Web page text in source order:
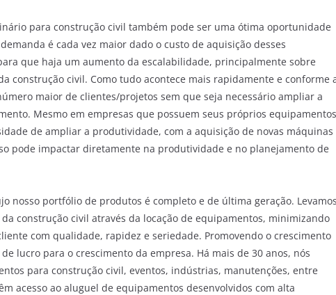
para construção civil também pode ser uma ótima oportunidade
é cada vez maior dado o custo de aquisição desses
que haja um aumento da escalabilidade, principalmente sobre
construção civil. Como tudo acontece mais rapidamente e conforme
maior de clientes/projetos sem que seja necessário ampliar a
Mesmo em empresas que possuem seus próprios
de ampliar a produtividade, com a aquisição de novas máquinas
pode impactar diretamente na produtividade e no planejamento de
nosso portfólio de produtos é completo e de última geração. Levamos
construção civil através da locação de equipamentos, minimizando
com qualidade, rapidez e seriedade. Promovendo o crescimento
lucro para o crescimento da empresa. Há mais de 30 anos, nós
para construção civil, eventos, indústrias, manutenções, entre
acesso ao aluguel de equipamentos desenvolvidos com alta